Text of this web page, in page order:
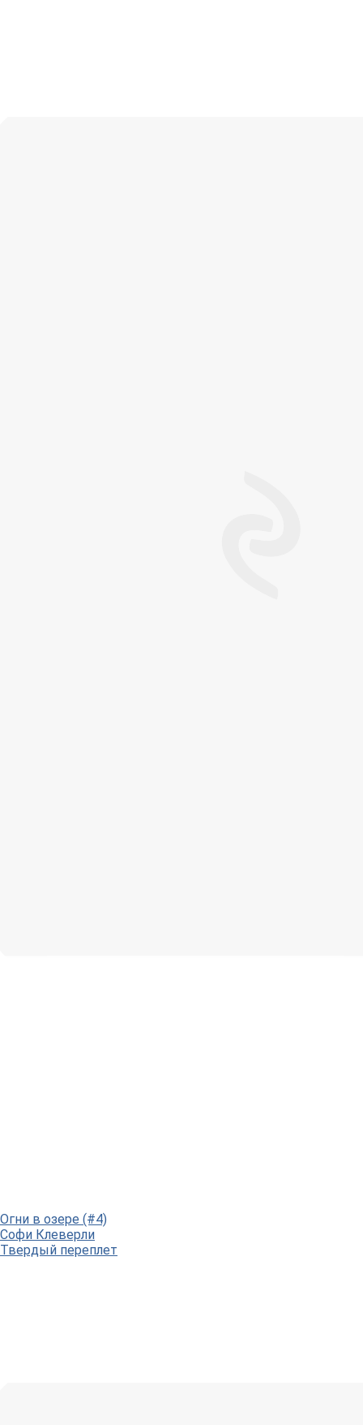
Огни в озере (#4)
Софи Клеверли
Твердый переплет